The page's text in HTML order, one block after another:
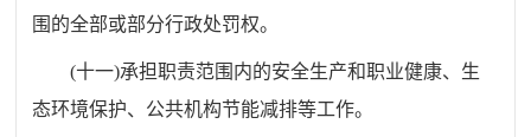
围的全部或部分行政处罚权。
(十一)承担职责范围内的安全生产和职业健康、生
态环境保护、公共机构节能减排等工作。